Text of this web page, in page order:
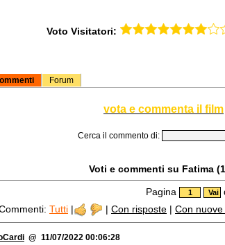
Voto Visitatori:
Forum
vota e commenta il film
Cerca il commento di:
Voti e commenti su Fatima
Pagina
Tutti | | Con risposte | Con
@ 11/07/2022 00:06:28